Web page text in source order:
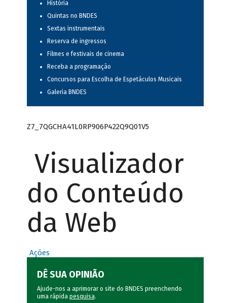
História
Quintas no BNDES
Sextas instrumentais
Reserva de ingressos
Filmes e festivais de cinema
Receba a programação
Concursos para Escolha de Espetáculos Musicais
Galeria BNDES
Z7_7QGCHA41L0RP906P422Q9Q01V5
Visualizador
do Conteúdo
da Web
Ações
DÊ SUA OPINIÃO
Ajude-nos a aprimorar o site do BNDES preenchendo
uma rápida pesquisa.